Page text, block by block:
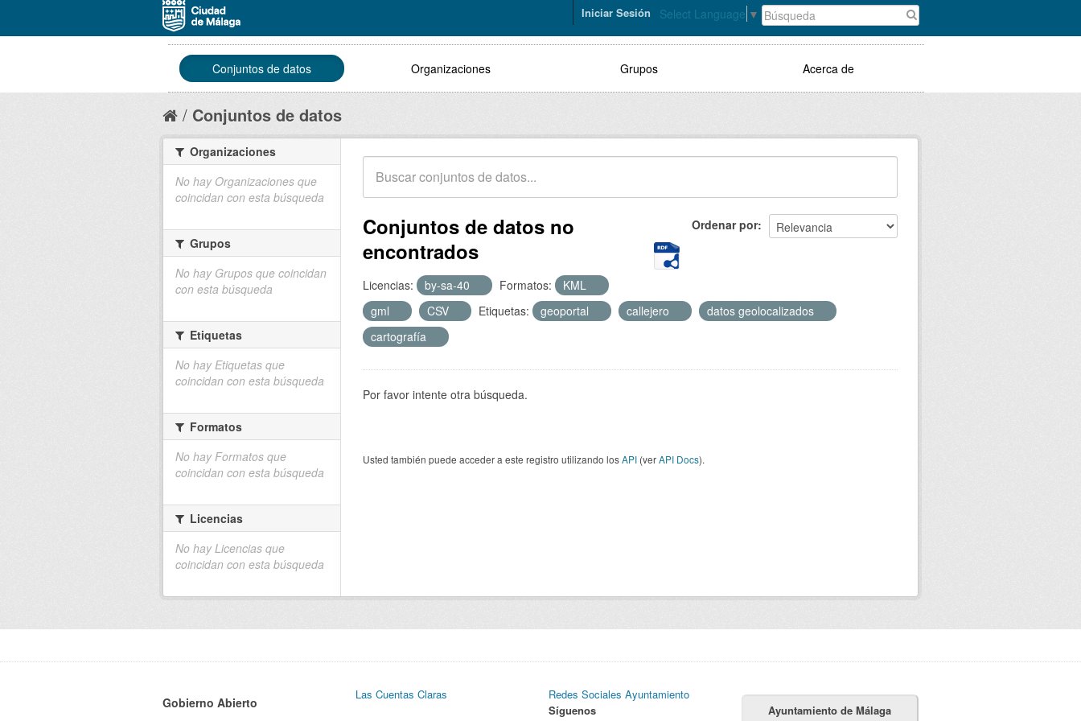
Select Language ▼
Iniciar Sesión
Conjuntos de datos Organizaciones Grupos Acerca de
Conjuntos de datos
Ordenar por
Conjuntos de datos no
encontrados
Licencias: by-sa-40 Formatos:
KML
gml
CSV Etiquetas: geoportal callejero
datos geolocalizados
cartografía
Por favor intente otra búsqueda.
Usted también puede acceder a este registro utilizando losAPI (verAPI Docs).
Organizaciones
No hay Organizaciones que
coincidan con esta búsqueda
Grupos
No hay Grupos que coincidan
con esta búsqueda
Etiquetas
No hay Etiquetas que
coincidan con esta búsqueda
Formatos
No hay Formatos que
coincidan con esta búsqueda
Licencias
No hay Licencias que
coincidan con esta búsqueda
Gobierno Abierto
Las Cuentas Claras
Redes Sociales Ayuntamiento
Síguenos
Ayuntamiento de Málaga